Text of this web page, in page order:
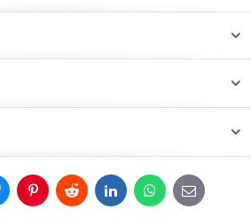
PinterestReddit LinkedInWhatsApp
E-
mail